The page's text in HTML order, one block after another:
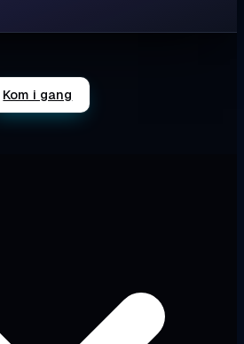
Kom i gang